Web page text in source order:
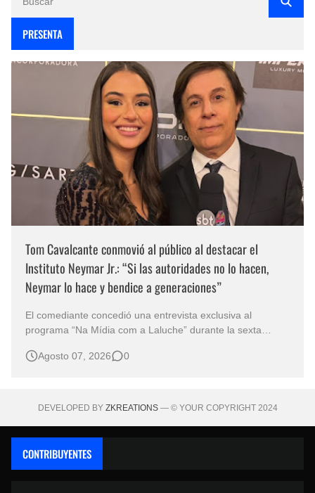
PRESENTA
Tom Cavalcante conmovió al público al destacar el
Instituto Neymar Jr.: “Si las autoridades no lo hacen,
Neymar lo hace y bendice a generaciones”
El comediante concedió una entrevista exclusiva al
programa “Na Mídia com a Laluche” durante la sexta
eventos benéficos más importantes de Brasil. En medio del
Agosto 07, 2026 0
DEVELOPED BY ZKREATIONS— © YOUR COPYRIGHT 2024
CONTRIBUYENTES